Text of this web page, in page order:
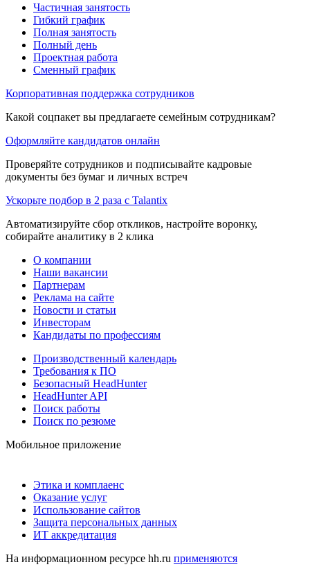
Частичная занятость
Гибкий график
Полная занятость
Полный день
Проектная работа
Сменный график
Корпоративная поддержка сотрудников
Какой соцпакет вы предлагаете семейным сотрудникам?
Оформляйте кандидатов онлайн
Проверяйте сотрудников и подписывайте кадровые
документы без бумаг и личных встреч
Ускорьте подбор в 2 раза с Talantix
Автоматизируйте сбор откликов, настройте воронку,
собирайте аналитику в 2 клика
О компании
Наши вакансии
Партнерам
Реклама на сайте
Новости и статьи
Инвесторам
Кандидаты по профессиям
Производственный календарь
Требования к ПО
Безопасный HeadHunter
HeadHunter API
Поиск работы
Поиск по резюме
Мобильное приложение
Этика и комплаенс
Оказание услуг
Использование сайтов
Защита персональных данных
ИТ аккредитация
На информационном ресурсе hh.ru применяются